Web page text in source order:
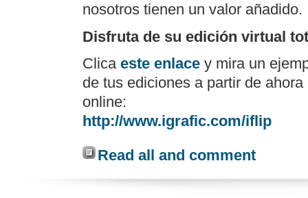
nosotros tienen un valor añadido.
Disfruta de su edición virtual
Clica este enlace y mira un
de tus ediciones a partir de
online:
http://www.igrafic.com/iflip
Read all and comment